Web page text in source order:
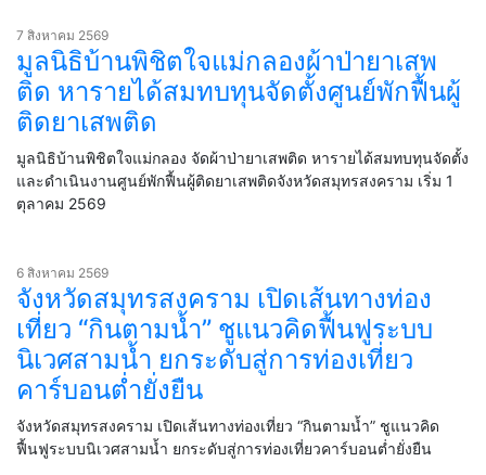
7 สิงหาคม 2569
มูลนิธิบ้านพิชิตใจแม่กลองผ้าป่ายาเสพ
ติด หารายได้สมทบทุนจัดตั้งศูนย์พักฟื้นผู้
ติดยาเสพติด
มูลนิธิบ้านพิชิตใจแม่กลอง จัดผ้าป่ายาเสพติด หารายได้สมทบทุนจัดตั้ง
และดำเนินงานศูนย์พักฟื้นผู้ติดยาเสพติดจังหวัดสมุทรสงคราม เริ่ม 1
ตุลาคม 2569
6 สิงหาคม 2569
จังหวัดสมุทรสงคราม เปิดเส้นทางท่อง
เที่ยว “กินตามน้ำ” ชูแนวคิดฟื้นฟูระบบ
นิเวศสามน้ำ ยกระดับสู่การท่องเที่ยว
คาร์บอนต่ำยั่งยืน
จังหวัดสมุทรสงคราม เปิดเส้นทางท่องเที่ยว “กินตามน้ำ” ชูแนวคิด
ฟื้นฟูระบบนิเวศสามน้ำ ยกระดับสู่การท่องเที่ยวคาร์บอนต่ำยั่งยืน